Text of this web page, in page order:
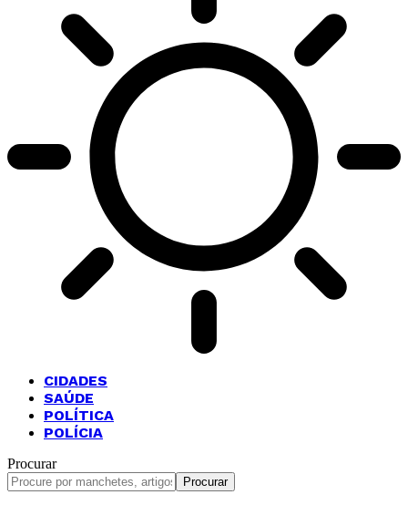
CIDADES
SAÚDE
POLÍTICA
POLÍCIA
Procurar